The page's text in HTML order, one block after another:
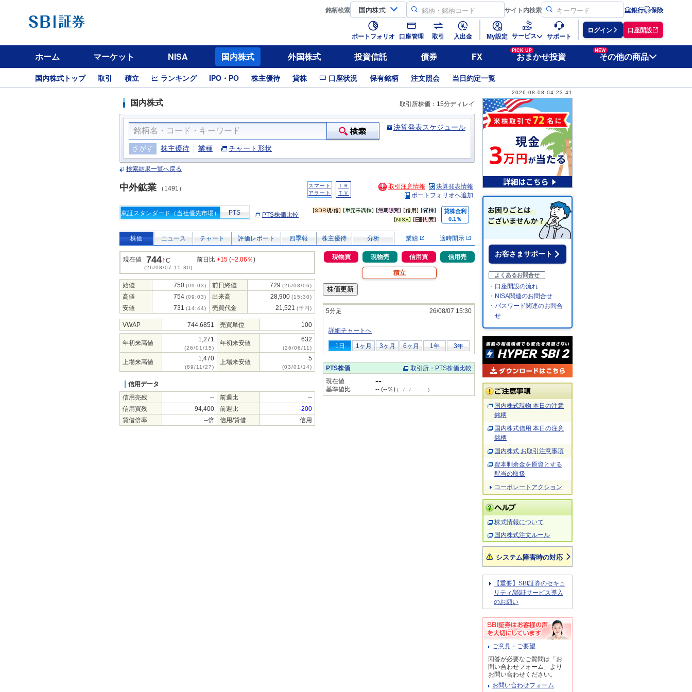
銘柄検索 サイト内検索 銀行 保険
ポートフォリオ 口座管理 取引 入出金 My設定 サービス サポート
ログイン 口座開設
ホーム マーケット NISA 国内株式 外国株式 投資信託 債券 FX
PICK UP
おまかせ投資
NEW
その他の商品
国内株式トップ 取引 積立 ランキング IPO・PO 株主優待 貸株 口座状況 保有銘柄 注文照会 当日約定一覧
2026-08-08 04:23:41
国内株式 取引所株価：15分ディレイ
決算発表スケジュール
さがす 株主優待 業種 チャート形状
検索結果一覧へ戻る
中外鉱業 （1491）
スマート
アラート
ＩＲ
ＴＶ
取引注意情報
決算発表情報
ポートフォリオへ追加
東証スタンダード（当社優先市場） PTS PTS株価比較
貸株金利
0.1％
株価 ニュース チャート 評価レポート 四季報 株主優待 分析 業績 適時開示
現在値 744↑C
(26/08/07 15:30)
前日比 +15 (+2.06％)
始値 750 (09:03) 前日終値 729 (26/08/06)
高値 754 (09:03) 出来高 28,900 (15:30)
安値 731 (14:44) 売買代金 21,521 (千円)
VWAP 744.6851 売買単位 100
年初来高値 1,271
(26/01/15)
年初来安値 632
(26/06/11)
上場来高値 1,470
(89/11/27)
上場来安値 5
(03/01/14)
信用データ
信用売残
-- 前週比
--
信用買残
94,400 前週比
-200
貸借倍率
--倍 信用/貸借 信用
現物買 現物売 信用買 信用売
積立
5分足 26/08/07 15:30
詳細チャートへ
1日 1ヶ月 3ヶ月 6ヶ月 1年 3年
PTS株価
取引所・PTS株価比較
現在値
--
基準値比 -- (--％) (--/--/-- --:--)
お客さまサポート
よくあるお問合せ
・口座開設の流れ
・NISA関連のお問合せ
・パスワード関連のお問合
せ
国内株式現物 本日の注意
銘柄
国内株式信用 本日の注意
銘柄
国内株式 お取引注意事項
資本剰余金を原資とする
配当の取扱
コーポレートアクション
株式情報について
国内株式注文ルール
システム障害時の対応
【重要】SBI証券のセキュ
リティ/認証サービス導入
のお願い
ご意見・ご要望
回答が必要なご質問は「お
問い合わせフォーム」より
お問い合わせください。
お問い合わせフォーム